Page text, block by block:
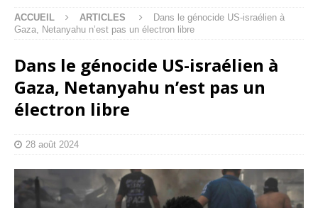
ACCUEIL ARTICLES
Dans le génocide US-israélien à
Gaza, Netanyahu n’est pas un électron libre
Dans le génocide US-israélien à
Gaza, Netanyahu n’est pas un
électron libre
28 août 2024